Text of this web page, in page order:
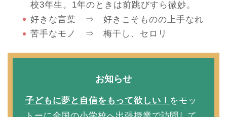
校3年生。1年のときは前跳びすら微妙。
好きな言葉 ⇒ 好きこそものの上手なれ
苦手なモノ ⇒ 梅干し、セロリ
お知らせ
子どもに夢と自信をもって欲しい！ をモッ